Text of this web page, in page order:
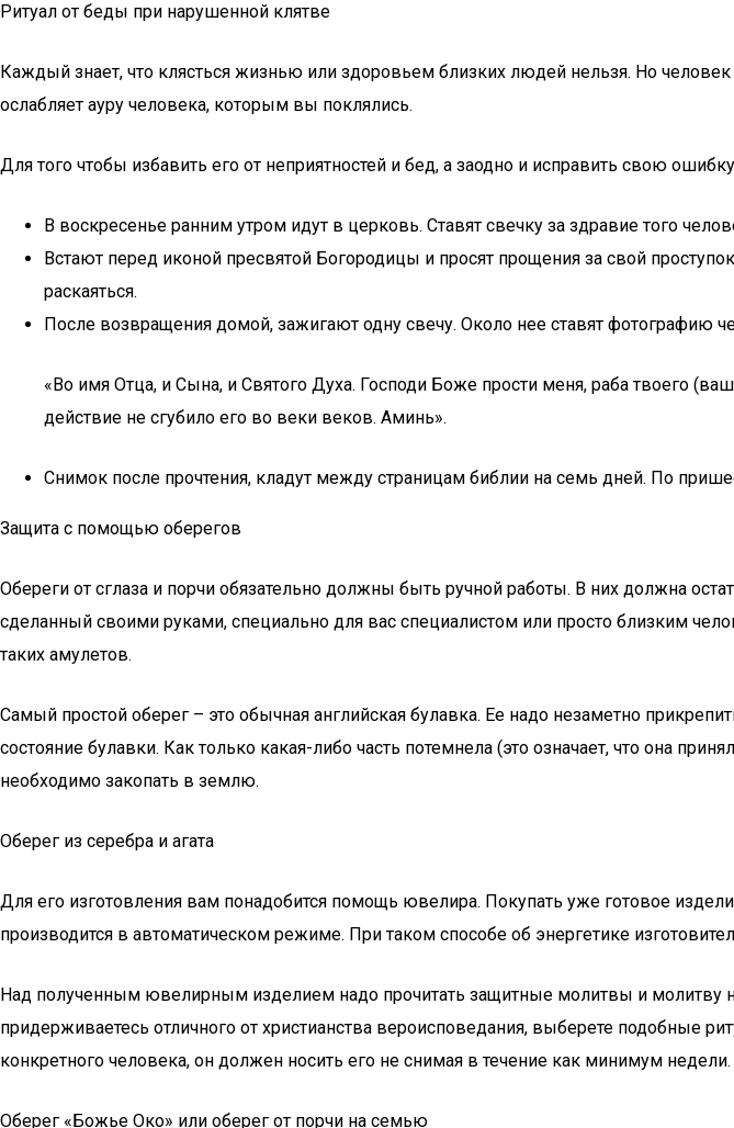
Ритуал от беды при нарушенной клятве
Каждый знает, что клясться жизнью или здоровьем близких людей нельзя. Но
ослабляет ауру человека, которым вы поклялись.
Для того чтобы избавить его от неприятностей и бед, а заодно и исправить свою
В воскресенье ранним утром идут в церковь. Ставят свечку за здравие того
Встают перед иконой пресвятой Богородицы и просят прощения за свой
раскаяться.
После возвращения домой, зажигают одну свечу. Около нее ставят фотографию
«Во имя Отца, и Сына, и Святого Духа. Господи Боже прости меня, раба твоего
действие не сгубило его во веки веков. Аминь».
Снимок после прочтения, кладут между страницам библии на семь дней. По
Защита с помощью оберегов
Обереги от сглаза и порчи обязательно должны быть ручной работы. В них должна
сделанный своими руками, специально для вас специалистом или просто близким
таких амулетов.
Самый простой оберег – это обычная английская булавка. Ее надо незаметно
состояние булавки. Как только какая-либо часть потемнела (это означает, что она
необходимо закопать в землю.
Оберег из серебра и агата
Для его изготовления вам понадобится помощь ювелира. Покупать уже готовое
производится в автоматическом режиме. При таком способе об энергетике
Над полученным ювелирным изделием надо прочитать защитные молитвы и молитву
придерживаетесь отличного от христианства вероисповедания, выберете подобные
конкретного человека, он должен носить его не снимая в течение как минимум недели.
Оберег «Божье Око» или оберег от порчи на семью